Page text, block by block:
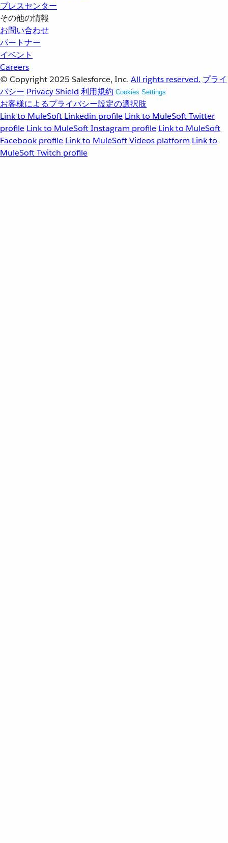
プレスセンター
その他の情報
お問い合わせ
パートナー
イベント
Careers
© Copyright 2025 Salesforce, Inc. All rights reserved. プライ
バシー Privacy Shield 利用規約 Cookies Settings
お客様によるプライバシー設定の選択肢
Link to MuleSoft Linkedin profile Link to MuleSoft Twitter
profile Link to MuleSoft Instagram profile Link to MuleSoft
Facebook profile Link to MuleSoft Videos platform Link to
MuleSoft Twitch profile